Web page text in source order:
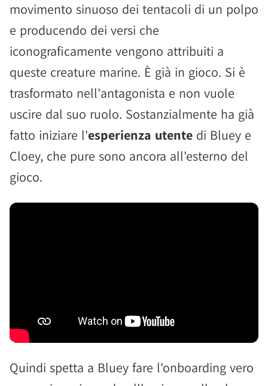
movimento sinuoso dei tentacoli di un polpo
e producendo dei versi che
iconograficamente vengono attribuiti a
queste creature marine. È già in gioco. Si è
trasformato nell'antagonista e non vuole
uscire dal suo ruolo. Sostanzialmente ha già
fatto iniziare l'esperienza utente di Bluey e
Cloey, che pure sono ancora all'esterno del
gioco.
Quindi spetta a Bluey fare l'onboarding vero